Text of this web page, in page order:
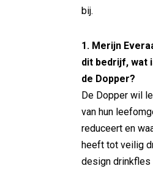
bij.
1. Merijn
dit bedrijf, wat
de Dopper?
De Dopper wil
van hun
reduceert en
heeft tot veilig
design drinkfles